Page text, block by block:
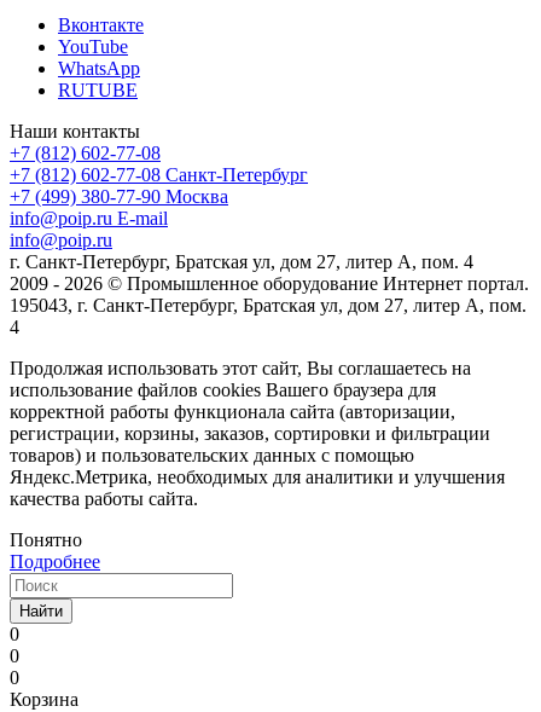
Вконтакте
YouTube
WhatsApp
RUTUBE
Наши контакты
+7 (812) 602-77-08
+7 (812) 602-77-08 Санкт-Петербург
+7 (499) 380-77-90 Москва
info@poip.ru E-mail
info@poip.ru
г. Санкт-Петербург, Братская ул, дом 27, литер А, пом. 4
2009 - 2026 © Промышленное оборудование Интернет портал.
195043, г. Санкт-Петербург, Братская ул, дом 27, литер А, пом.
4
Продолжая использовать этот сайт, Вы соглашаетесь на
использование файлов cookies Вашего браузера для
корректной работы функционала сайта (авторизации,
регистрации, корзины, заказов, сортировки и фильтрации
товаров) и пользовательских данных с помощью
Яндекс.Метрика, необходимых для аналитики и улучшения
качества работы сайта.
Понятно
Подробнее
Найти
0
0
0
Корзина